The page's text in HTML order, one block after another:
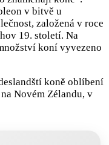
v bitvě u
založená v roce
19. století. Na
koní vyvezeno
koně oblíbení
Novém Zélandu, v